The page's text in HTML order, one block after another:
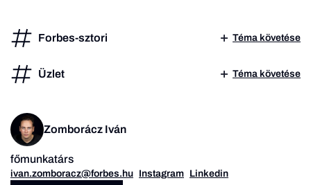
Forbes-sztori Téma követése
Üzlet Téma követése
Zomborácz Iván
főmunkatárs
ivan.zomboracz@forbes.hu Instagram Linkedin